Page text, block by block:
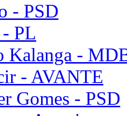
- PSD
PL
Kalanga -
- AVANTE
Gomes - PSD